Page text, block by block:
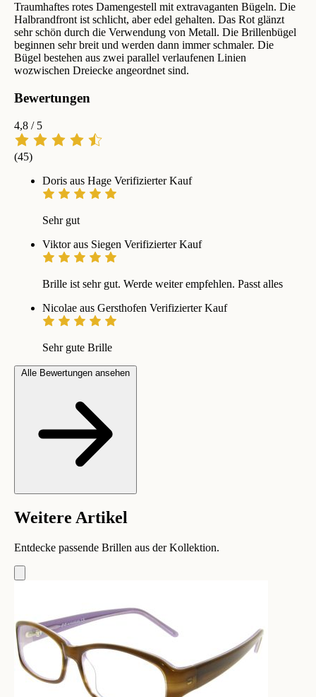
Traumhaftes rotes Damengestell mit extravaganten Bügeln. Die
Halbrandfront ist schlicht, aber edel gehalten. Das Rot glänzt
sehr schön durch die Verwendung von Metall. Die Brillenbügel
beginnen sehr breit und werden dann immer schmaler. Die
Bügel bestehen aus zwei parallel verlaufenen Linien
wozwischen Dreiecke angeordnet sind.
Bewertungen
4,8 / 5
(45)
Doris aus Hage Verifizierter Kauf
Sehr gut
Viktor aus Siegen Verifizierter Kauf
Brille ist sehr gut. Werde weiter empfehlen. Passt alles
Nicolae aus Gersthofen Verifizierter Kauf
Sehr gute Brille
Alle Bewertungen ansehen
Weitere Artikel
Entdecke passende Brillen aus der Kollektion.